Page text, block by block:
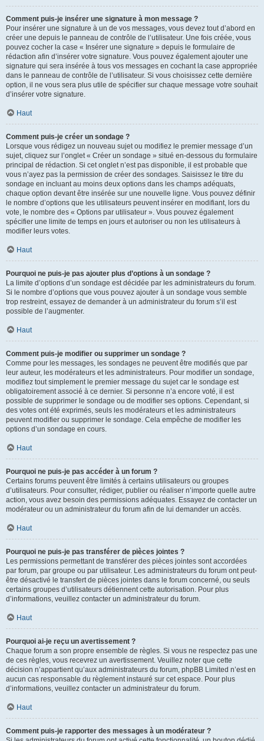
Comment puis-je insérer une signature à mon message ?
Pour insérer une signature à un de vos messages, vous devez tout d’abord en
créer une depuis le panneau de contrôle de l’utilisateur. Une fois créée, vous
pouvez cocher la case « Insérer une signature » depuis le formulaire de
rédaction afin d’insérer votre signature. Vous pouvez également ajouter une
signature qui sera insérée à tous vos messages en cochant la case appropriée
dans le panneau de contrôle de l’utilisateur. Si vous choisissez cette dernière
option, il ne vous sera plus utile de spécifier sur chaque message votre souhait
d’insérer votre signature.
Haut
Comment puis-je créer un sondage ?
Lorsque vous rédigez un nouveau sujet ou modifiez le premier message d’un
sujet, cliquez sur l’onglet « Créer un sondage » situé en-dessous du formulaire
principal de rédaction. Si cet onglet n’est pas disponible, il est probable que
vous n’ayez pas la permission de créer des sondages. Saisissez le titre du
sondage en incluant au moins deux options dans les champs adéquats,
chaque option devant être insérée sur une nouvelle ligne. Vous pouvez définir
le nombre d’options que les utilisateurs peuvent insérer en modifiant, lors du
vote, le nombre des « Options par utilisateur ». Vous pouvez également
spécifier une limite de temps en jours et autoriser ou non les utilisateurs à
modifier leurs votes.
Haut
Pourquoi ne puis-je pas ajouter plus d’options à un sondage ?
La limite d’options d’un sondage est décidée par les administrateurs du forum.
Si le nombre d’options que vous pouvez ajouter à un sondage vous semble
trop restreint, essayez de demander à un administrateur du forum s’il est
possible de l’augmenter.
Haut
Comment puis-je modifier ou supprimer un sondage ?
Comme pour les messages, les sondages ne peuvent être modifiés que par
leur auteur, les modérateurs et les administrateurs. Pour modifier un sondage,
modifiez tout simplement le premier message du sujet car le sondage est
obligatoirement associé à ce dernier. Si personne n’a encore voté, il est
possible de supprimer le sondage ou de modifier ses options. Cependant, si
des votes ont été exprimés, seuls les modérateurs et les administrateurs
peuvent modifier ou supprimer le sondage. Cela empêche de modifier les
options d’un sondage en cours.
Haut
Pourquoi ne puis-je pas accéder à un forum ?
Certains forums peuvent être limités à certains utilisateurs ou groupes
d’utilisateurs. Pour consulter, rédiger, publier ou réaliser n’importe quelle autre
action, vous avez besoin des permissions adéquates. Essayez de contacter un
modérateur ou un administrateur du forum afin de lui demander un accès.
Haut
Pourquoi ne puis-je pas transférer de pièces jointes ?
Les permissions permettant de transférer des pièces jointes sont accordées
par forum, par groupe ou par utilisateur. Les administrateurs du forum ont peut-
être désactivé le transfert de pièces jointes dans le forum concerné, ou seuls
certains groupes d’utilisateurs détiennent cette autorisation. Pour plus
d’informations, veuillez contacter un administrateur du forum.
Haut
Pourquoi ai-je reçu un avertissement ?
Chaque forum a son propre ensemble de règles. Si vous ne respectez pas une
de ces règles, vous recevrez un avertissement. Veuillez noter que cette
décision n’appartient qu’aux administrateurs du forum, phpBB Limited n’est en
aucun cas responsable du règlement instauré sur cet espace. Pour plus
d’informations, veuillez contacter un administrateur du forum.
Haut
Comment puis-je rapporter des messages à un modérateur ?